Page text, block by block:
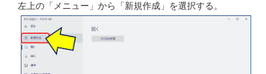
画像の切り抜きが完了したら、切り抜かれた画像の上で
右クリックし「コピー」を選択する。